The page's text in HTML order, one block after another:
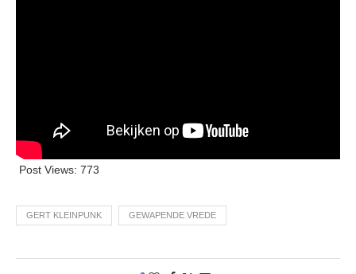
Post Views: 773
GERT KLEINPUNK GEWAPENDE VREDE